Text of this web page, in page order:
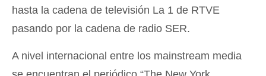
hasta la cadena de televisión La 1 de RTVE
pasando por la cadena de radio SER.
A nivel internacional entre los mainstream media